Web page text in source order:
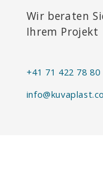
Wir beraten
Ihrem Projekt
+41 71 422 78 80